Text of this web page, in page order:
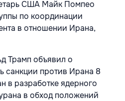
США Майк Помпео
по координации
в отношении Ирана,
Трамп объявил о
санкции против Ирана 8
в разработке ядерного
в обход положений